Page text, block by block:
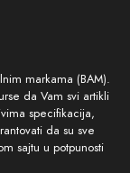
markama (BAM).
da Vam svi artikli
specifikacija,
da su sve
sajtu u potpunosti